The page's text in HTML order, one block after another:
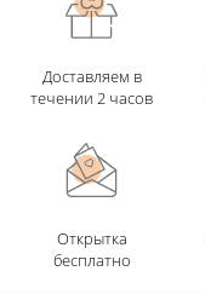
Доставляем в
течении 2 часов
Открытка
бесплатно